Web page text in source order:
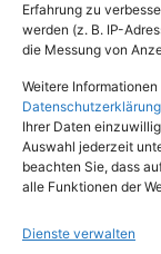
Erfahrung zu
werden (z. B. IP-
die Messung von
Weitere
Datenschutzerklärung
Ihrer Daten
Auswahl jederzeit
beachten Sie, dass
alle Funktionen der
Dienste verwalten
Copyright
Tel.: (02651)
In